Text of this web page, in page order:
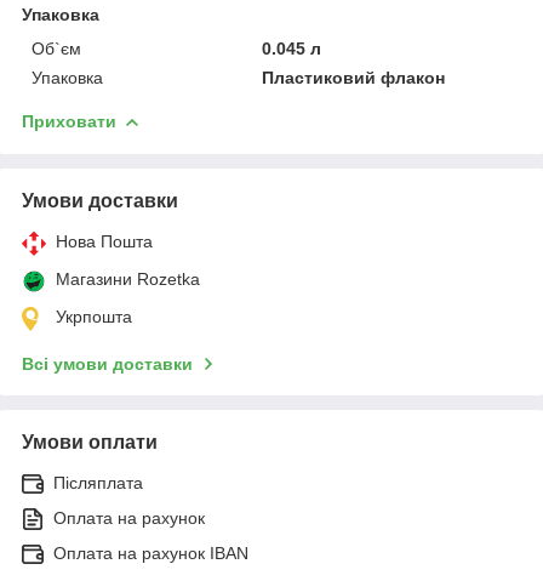
Упаковка
Об`єм
0.045 л
Упаковка
Пластиковий флакон
Приховати
Умови доставки
Нова Пошта
Магазини Rozetka
Укрпошта
Всі умови доставки
Умови оплати
Післяплата
Оплата на рахунок
Оплата на рахунок IBAN